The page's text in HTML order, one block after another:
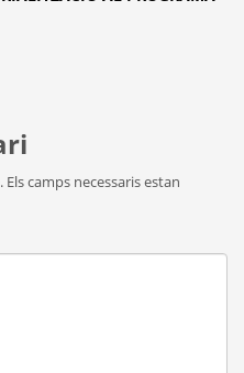
Els camps necessaris estan